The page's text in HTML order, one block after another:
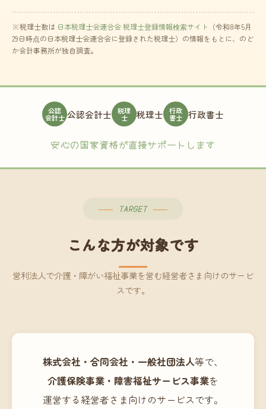
※税理士数は 日本税理士会連合会 税理士登録情報検索サイト （令和8年5月
29日時点の日本税理士会連合会に登録された税理士）の情報をもとに、のど
か会計事務所が独自調査。
公認
会計士 公認会計士 税理
士 税理士 行政
書士 行政書士
安心の国家資格が直接サポートします
TARGET
こんな方が対象です
営利法人で介護・障がい福祉事業を営む経営者さま向けのサービ
スです。
株式会社・合同会社・一般社団法人等で、
介護保険事業・障害福祉サービス事業を
運営する経営者さま向けのサービスです。